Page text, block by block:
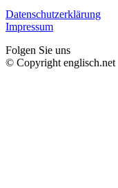
Datenschutzerklärung
Impressum
Folgen Sie uns
© Copyright englisch.net